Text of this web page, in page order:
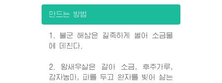
만드는 방법
1. 불군 해삼은 길죽하게 썰어 소금물
에 데친다.
2. 왕새우살은 갈아 소금, 후추가루,
감자농마, 파를 두고 완자를 빚어 삶는